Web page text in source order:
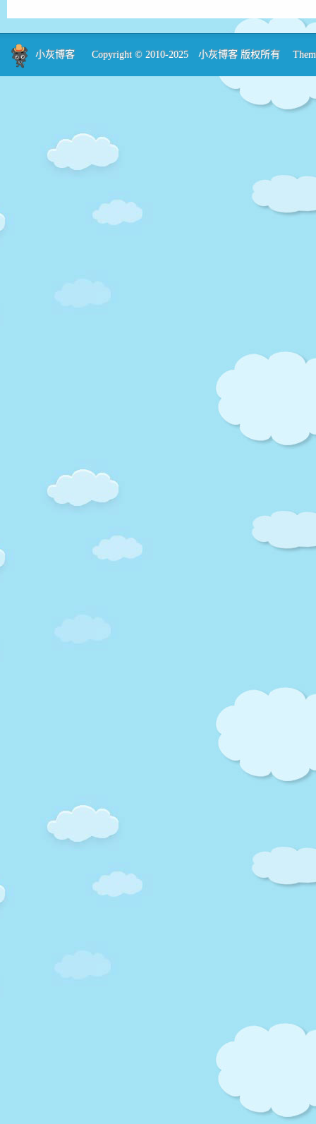
小灰博客 Copyright © 2010-2025小灰博客 版权所有